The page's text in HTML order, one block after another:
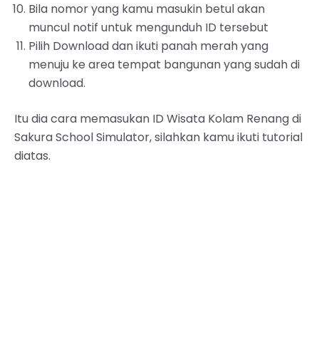
Bila nomor yang kamu masukin betul akan
muncul notif untuk mengunduh ID tersebut
Pilih Download dan ikuti panah merah yang
menuju ke area tempat bangunan yang sudah di
download.
Itu dia cara memasukan ID Wisata Kolam Renang di
Sakura School Simulator, silahkan kamu ikuti tutorial
diatas.